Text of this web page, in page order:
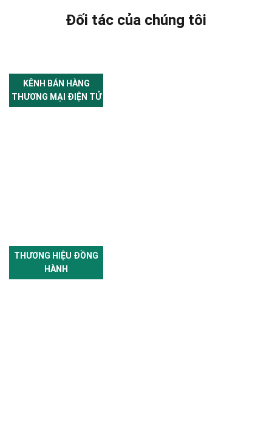
Đối tác của chúng tôi
KÊNH BÁN HÀNG
THƯƠNG MẠI ĐIỆN TỬ
THƯƠNG HIỆU ĐỒNG
HÀNH